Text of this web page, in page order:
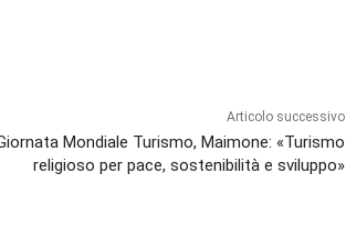
Articolo successivo
Mondiale Turismo, Maimone: «Turismo
religioso per pace, sostenibilità e sviluppo»